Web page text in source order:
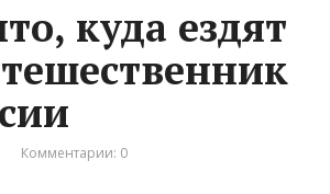
куда ездят
Комментарии: 0